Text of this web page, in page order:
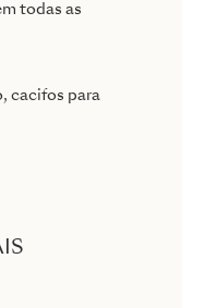
todas as
cacifos para